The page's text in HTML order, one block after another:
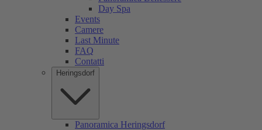
Day Spa
Events
Camere
Last Minute
FAQ
Contatti
Heringsdorf
Panoramica Heringsdorf